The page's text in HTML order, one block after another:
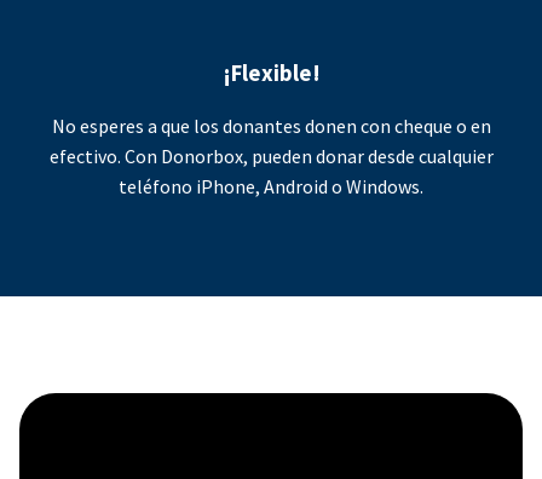
¡Flexible!
No esperes a que los donantes donen con cheque o en
efectivo. Con Donorbox, pueden donar desde cualquier
teléfono iPhone, Android o Windows.